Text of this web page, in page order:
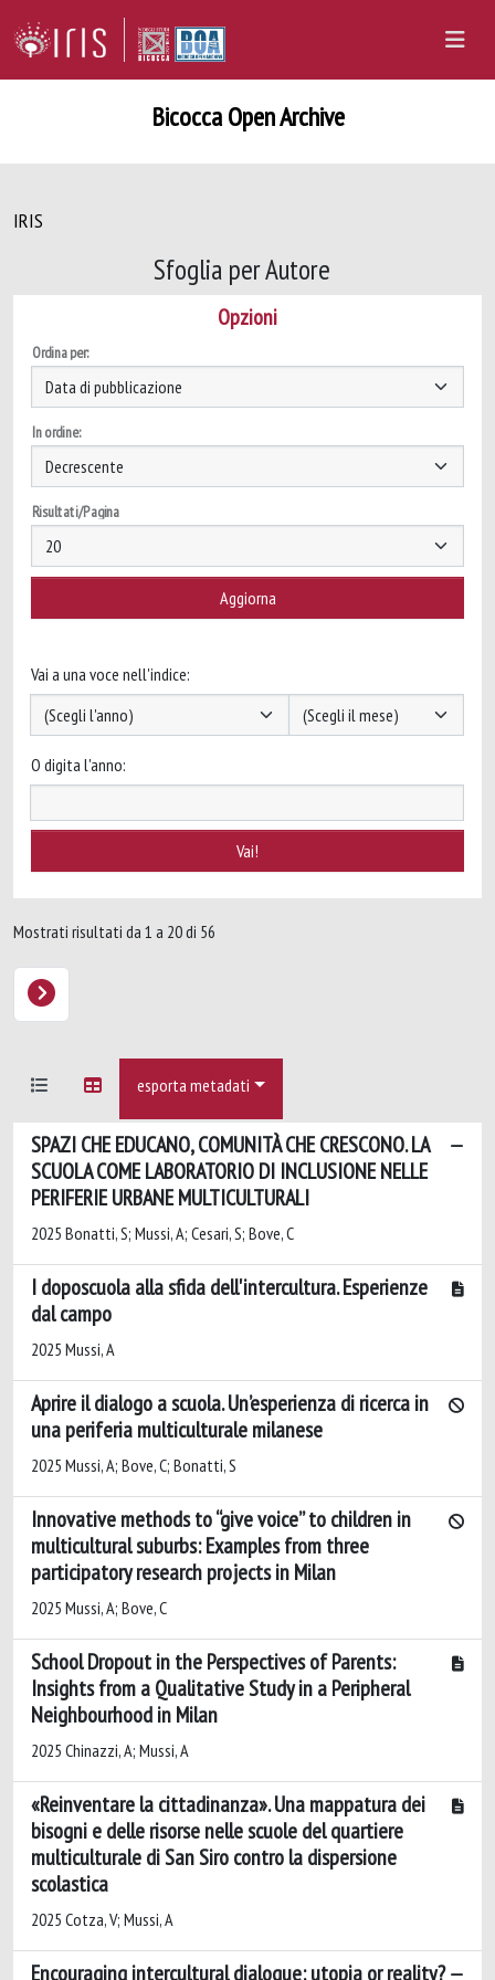
Bicocca Open Archive
IRIS
Sfoglia per Autore
Opzioni
Ordina per:
In ordine:
Risultati/Pagina
Vai a una voce nell'indice:
O digita l'anno:
Mostrati risultati da 1 a 20 di 56
esporta metadati
SPAZI CHE EDUCANO, COMUNITÀ CHE CRESCONO. LA
SCUOLA COME LABORATORIO DI INCLUSIONE NELLE
PERIFERIE URBANE MULTICULTURALI
2025 Bonatti, S; Mussi, A; Cesari, S; Bove, C
I doposcuola alla sfida dell'intercultura. Esperienze
dal campo
2025 Mussi, A
Aprire il dialogo a scuola. Un’esperienza di ricerca in
una periferia multiculturale milanese
2025 Mussi, A; Bove, C; Bonatti, S
Innovative methods to “give voice” to children in
multicultural suburbs: Examples from three
participatory research projects in Milan
2025 Mussi, A; Bove, C
School Dropout in the Perspectives of Parents:
Insights from a Qualitative Study in a Peripheral
Neighbourhood in Milan
2025 Chinazzi, A; Mussi, A
«Reinventare la cittadinanza». Una mappatura dei
bisogni e delle risorse nelle scuole del quartiere
multiculturale di San Siro contro la dispersione
scolastica
2025 Cotza, V; Mussi, A
Encouraging intercultural dialogue: utopia or reality?